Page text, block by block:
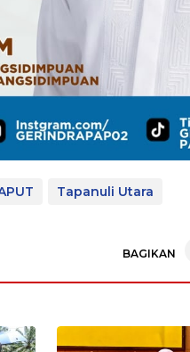
Tapanuli Utara
BAGIKAN